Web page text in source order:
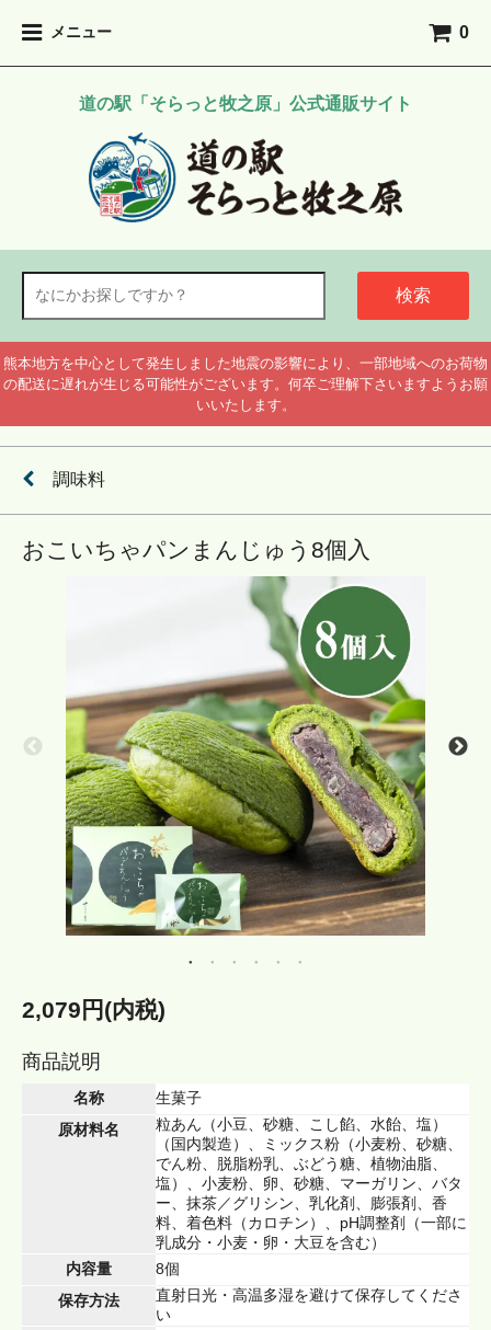
メニュー 0
道の駅「そらっと牧之原」公式通販サイト
検索
熊本地方を中心として発生しました地震の影響により、一部地域へのお荷物
の配送に遅れが生じる可能性がございます。何卒ご理解下さいますようお願
いいたします。
調味料
おこいちゃパンまんじゅう8個入
2,079円(内税)
商品説明
名称
生菓子
原材料名
粒あん（小豆、砂糖、こし餡、水飴、塩）
（国内製造）、ミックス粉（小麦粉、砂糖、
でん粉、脱脂粉乳、ぶどう糖、植物油脂、
塩）、小麦粉、卵、砂糖、マーガリン、バタ
ー、抹茶／グリシン、乳化剤、膨張剤、香
料、着色料（カロチン）、pH調整剤（一部に
乳成分・小麦・卵・大豆を含む）
内容量
8個
保存方法
直射日光・高温多湿を避けて保存してくださ
い